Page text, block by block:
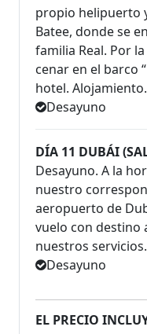
propio helipuerto
Batee, donde se
familia Real. Por
cenar en el barco
hotel. Alojamiento.
Desayuno
DÍA 11 DUBÁI
Desayuno. A la
nuestro
aeropuerto de
vuelo con destino
nuestros servicios.
Desayuno
EL PRECIO